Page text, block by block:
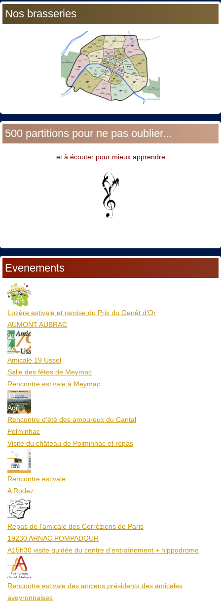
Nos brasseries
500 partitions pour ne pas oublier...
...et à écouter pour mieux apprendre...
Evenements
06
Aoû
Lozère estivale et remise du Prix du Genêt d'Or
AUMONT AUBRAC
08
Aoû
Amicale 19 Ussel
Salle des fêtes de Meymac
Rencontre estivale à Meymac
10
Aoû
Rencontre d'été des amoureux du Cantal
Polminhac
Visite du château de Polminhac et repas
12
Aoû
Rencontre estivale
A Rodez
23
Aoû
Repas de l'amicale des Corréziens de Paris
19230 ARNAC POMPADOUR
A15h30 visite guidée du centre d’entraînement + hippodrome
25
Aoû
Rencontre estivale des anciens présidents des amicales
aveyronnaises